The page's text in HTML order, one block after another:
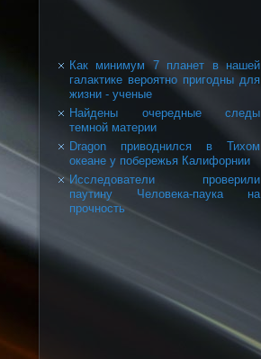
Как минимум 7 планет в нашей
галактике вероятно пригодны для
жизни - ученые
Найдены очередные следы
темной материи
Dragon приводнился в Тихом
океане у побережья Калифорнии
Исследователи проверили
паутину Человека-паука на
прочность